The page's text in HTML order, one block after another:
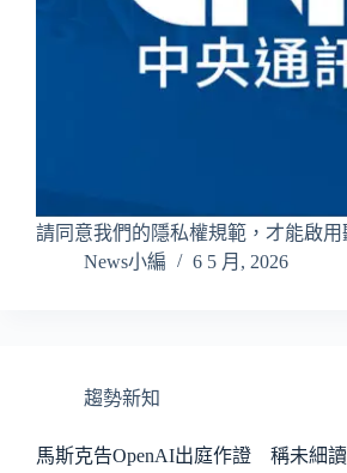
請同意我們的隱私權規範，才能啟
News小編
6 5 月, 2026
趨勢新知
馬斯克告OpenAI出庭作證 稱未細讀